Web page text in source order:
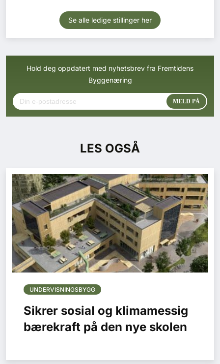
Se alle ledige stillinger her
Hold deg oppdatert med nyhetsbrev fra Fremtidens
Byggenæring
LES OGSÅ
UNDERVISNINGSBYGG
Sikrer sosial og klimamessig
bærekraft på den nye skolen